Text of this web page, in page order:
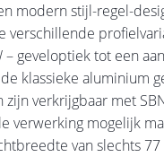
modern stijl-regel-
verschillende
– geveloptiek tot een
klassieke aluminium
verkrijgbaar met
verwerking mogelijk
van slechts